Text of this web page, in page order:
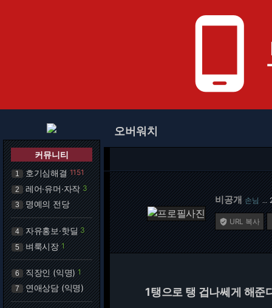
phone_android
커뮤니티
1 호기심해결 1151
2 레어·유머·자작 3
3 명예의 전당
4 자유홍보·핫딜 3
5 벼룩시장 1
6 직장인 (익명) 1
7 연애상담 (익명)
오버워치
비공개 손님 …
 URL 복사
1탱으로 탱 겁나쎄게 해준